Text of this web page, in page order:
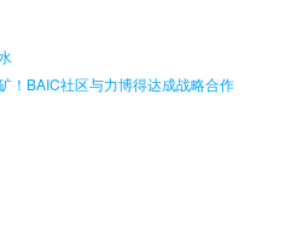
！BAIC社区与力博得达成战略合作